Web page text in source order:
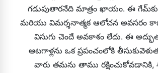
గడుపుతారనేది మాత్రం ఖాయం. ఈ గేమ్‌కు
మరియు విమర్శనాత్మక ఆలోచన అవసరం
విసుగు చెందే అవకాశం లేదు. ఈ
ఆటగాళ్లను ఒక ప్రపంచంలోకి
వారు తమను తాము రక్షించుకోవడానికి,